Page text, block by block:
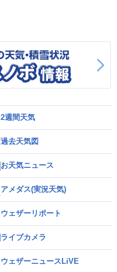
2週間天気
過去天気図
お天気ニュース
アメダス(実況天気)
ウェザーリポート
ライブカメラ
ウェザーニュースLiVE